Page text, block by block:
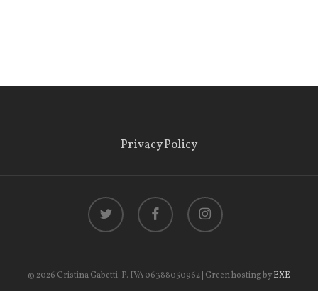
Privacy Policy
twitter facebook instagram
© 2026 Cristina Gabetti. P. IVA 06388050962 | Green hosting byEXE